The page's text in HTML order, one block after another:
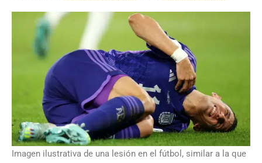
Imagen ilustrativa de una lesión en el fútbol, similar a la que